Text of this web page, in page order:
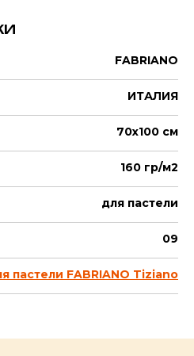
FABRIANO
ИТАЛИЯ
70х100 см
160 гр/м2
для пастели
09
пастели FABRIANO Tiziano